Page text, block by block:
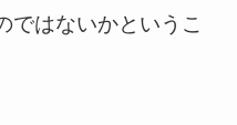
ではないかというこ